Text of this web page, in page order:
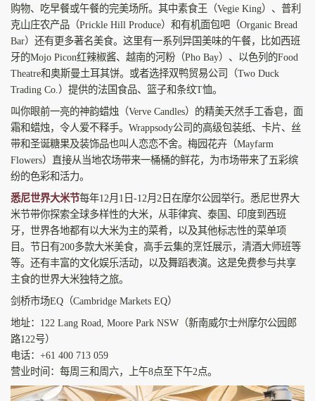
购物、吃早餐或午餐的完美场所。其中素食王（Vegie King）、普利
克山庄农产品（Prickle Hill Produce）和有机面包吧（Organic Bread
Bar）还有更多著名美食。这里有一系列异国美味的午餐，比如西班
牙的Mojo Picon红辣椒酱、越南的河粉（Pho Bay）、以色列的Food
Theatre和奥斯曼土耳其饼。或者选择双鸭贸易公司（Two Duck
Trading Co.）提供的法国食品、篮子和条纹T恤。
叫你眼前一亮的神韵蜡烛（Verve Candles）的精美天然手工香皂，面
霜和蜡烛，令人爱不释手。Wrappsody公司的高级包装纸、卡片、丝
带和圣诞糖果及装饰品也叫人恋恋不舍。梅园花卉（Mayfarm
Flowers）直接从当地农场带来一桶桶的鲜花，为市场带来了五彩缤
纷的色彩和活力。
悉尼世界大米节每年12月1日-12月2日在摩尔公园举行。悉尼世界大
米节带你探索全球多样性的大米，从菲律宾、泰国、印度到西班
牙，世界各地都有以大米为主的菜肴，以及其他标志性的菜单项
目。节日有200多款大米美食，高手云集的烹饪展示，清酒大师班等
等。还有丰富的文化娱乐活动，以及舞蹈表演。这是免费参与共享
主食的世界大米独特之旅。
剑桥市场EQ（Cambridge Markets EQ）
地址：122 Lang Road, Moore Park NSW（新南威尔士州‎摩尔公园郎
路122号）
电话：+61 400 713 059
营业时间：每周三和周六，上午8点至下午2点。